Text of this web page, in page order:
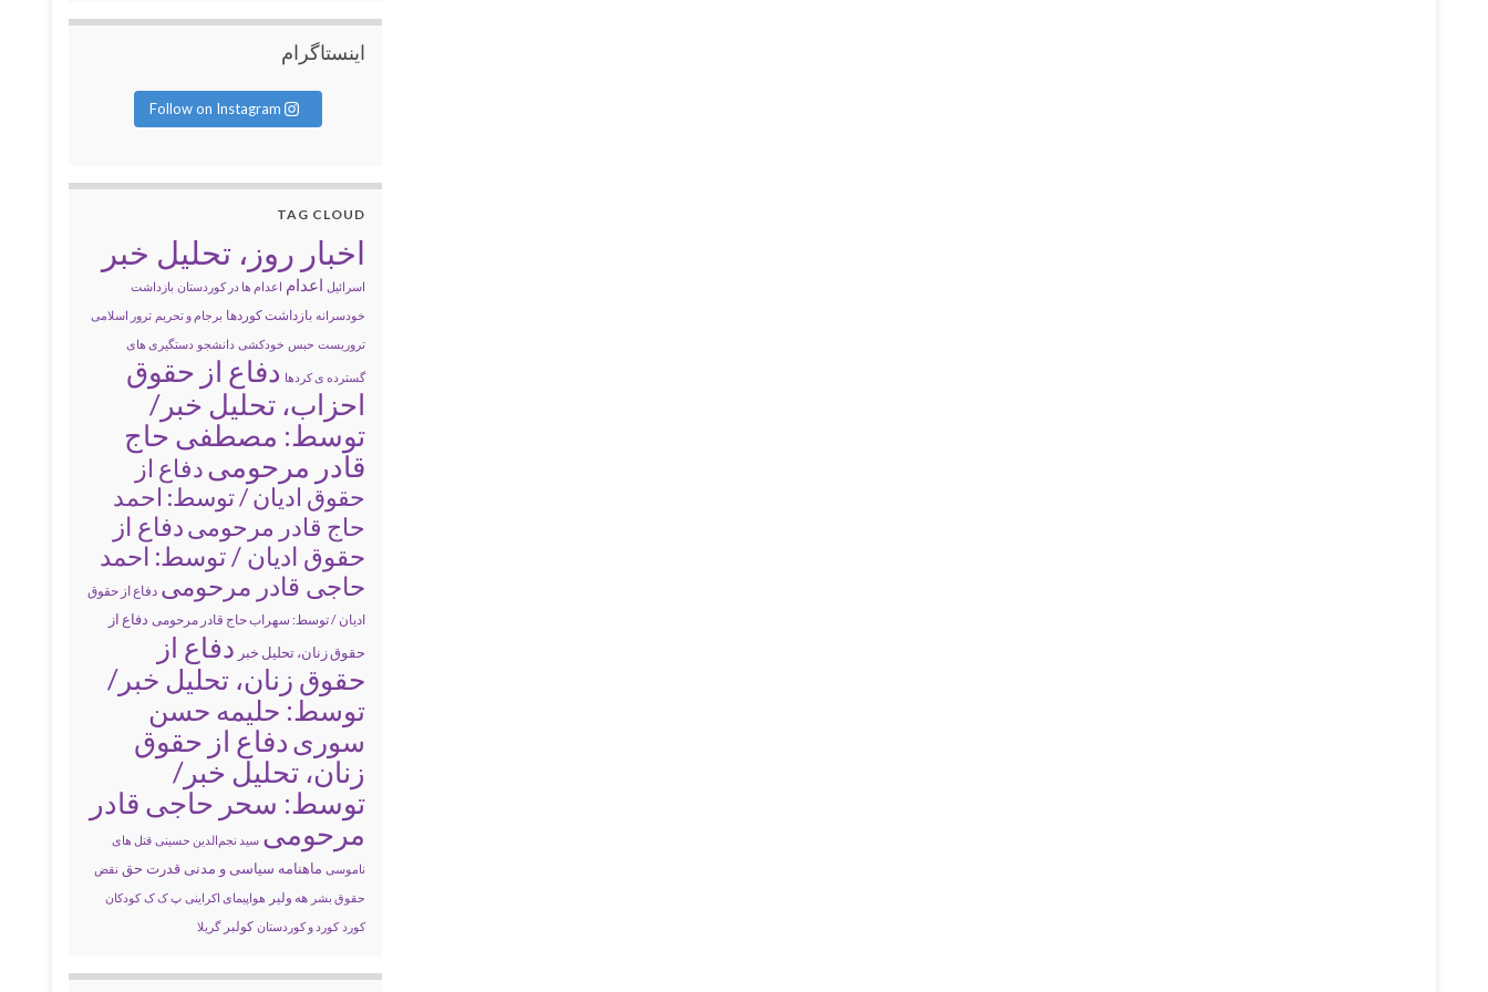
اینستاگرام
Follow on Instagram
TAG CLOUD
اخبار روز، تحلیل خبر
اسرائیل اعدام اعدام ها در کوردستان بازداشت
خودسرانه بازداشت کوردها برجام و تحریم ترور اسلامی
تروریست حبس خودکشی دانشجو دستگیری های
گسترده ی کردها دفاع از حقوق
احزاب، تحلیل خبر/
توسط: مصطفی حاج
قادر مرحومیدفاع از
حقوق ادیان / توسط: احمد
حاج قادر مرحومیدفاع از
حقوق ادیان / توسط: احمد
حاجی قادر مرحومی دفاع از حقوق
ادیان / توسط: سهراب حاج قادر مرحومی دفاع از
حقوق زنان، تحلیل خبر دفاع از
حقوق زنان، تحلیل خبر/
توسط: حلیمه حسن
سوری دفاع از حقوق
زنان، تحلیل خبر/
توسط: سحر حاجی قادر
مرحومی سید نجم‌الدین حسینی قتل های
ناموسی ماهنامه سیاسی و مدنی قدرت حق نقض
حقوق بشر هه ولیر هواپیمای اکراینی پ ک ک کودکان
کورد کورد و کوردستان کولبر گریلا